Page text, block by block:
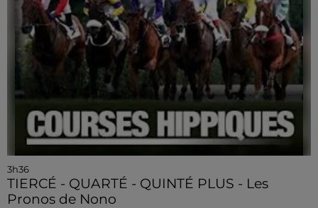
3h36
TIERCÉ - QUARTÉ - QUINTÉ PLUS - Les
Pronos de Nono